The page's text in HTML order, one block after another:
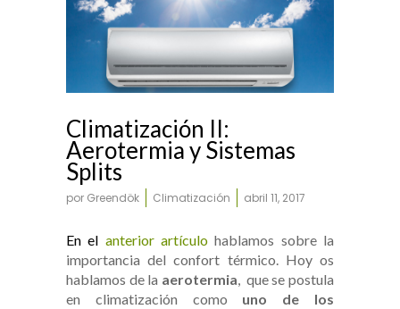
Climatización II:
Aerotermia y Sistemas
Splits
por Greendök Climatización abril 11, 2017
En el anterior artículohablamos sobre la
importancia del confort térmico. Hoy os
hablamos de la aerotermia, que se postula
en climatización como uno de los